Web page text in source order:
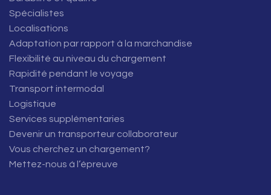
Spécialistes
Localisations
Adaptation par rapport à la marchandise
Flexibilité au niveau du chargement
Rapidité pendant le voyage
Transport intermodal
Logistique
Services supplémentaries
Devenir un transporteur collaborateur
Vous cherchez un chargement?
Mettez-nous á l’épreuve